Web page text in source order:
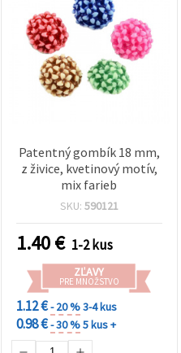
Patentný gombík 18 mm,
z živice, kvetinový motív,
mix farieb
SKU: 590121
1.40€ 1-2 kus
ZĽAVY
PRE MNOŽSTVO
1.12 €- 20 %3-4 kus
0.98 €- 30 %5 kus +